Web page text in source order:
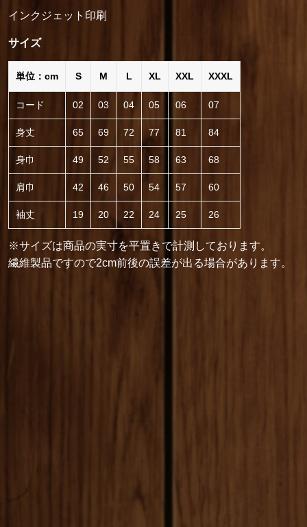
インクジェット印刷
サイズ
単位：cm S M L XL XXL XXXL
コード 02 03 04 05 06 07
身丈 65 69 72 77 81 84
身巾 49 52 55 58 63 68
肩巾 42 46 50 54 57 60
袖丈 19 20 22 24 25 26
※サイズは商品の実寸を平置きで計測しております。
繊維製品ですので2cm前後の誤差が出る場合があります。